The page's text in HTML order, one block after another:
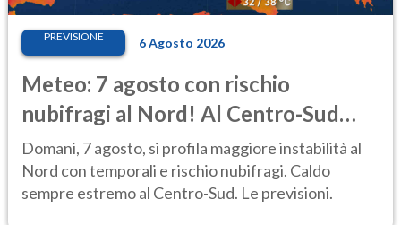
PREVISIONE 6 Agosto 2026
Meteo: 7 agosto con rischio
nubifragi al Nord! Al Centro-Sud
caldo estremo
Domani, 7 agosto, si profila maggiore instabilità al
Nord con temporali e rischio nubifragi. Caldo
sempre estremo al Centro-Sud. Le previsioni.